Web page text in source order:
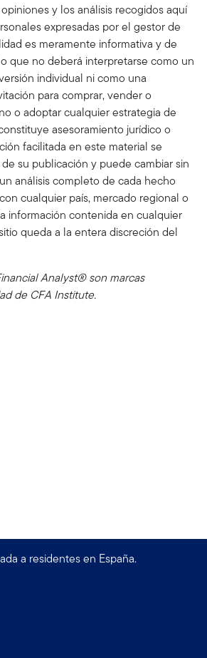
y los análisis recogidos aquí
expresadas por el gestor de
es meramente informativa y de
que no deberá interpretarse como un
individual ni como una
para comprar, vender o
o adoptar cualquier estrategia de
asesoramiento jurídico o
facilitada en este material se
su publicación y puede cambiar sin
análisis completo de cada hecho
cualquier país, mercado regional o
información contenida en cualquier
queda a la entera discreción del
Analyst® son marcas
de CFA Institute.
a residentes en España.